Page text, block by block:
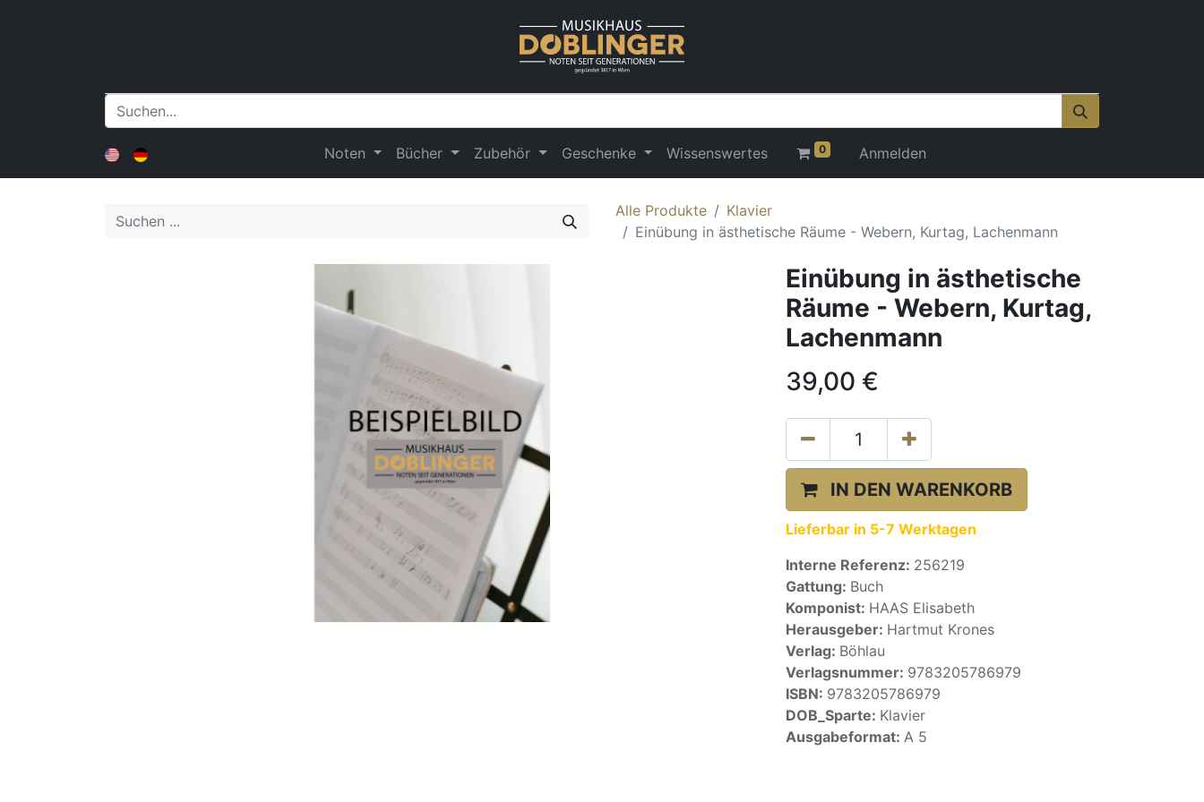
Noten Bücher Zubehör Geschenke Wissenswertes 0 Anmelden
Alle Produkte
Klavier
Einübung in ästhetische Räume - Webern, Kurtag, Lachenmann
Einübung in ästhetische
Räume - Webern, Kurtag,
Lachenmann
39,00 €
IN DEN WARENKORB
Lieferbar in 5-7 Werktagen
Interne Referenz: 256219
Gattung: Buch
Komponist: HAAS Elisabeth
Herausgeber: Hartmut Krones
Verlag: Böhlau
Verlagsnummer: 9783205786979
ISBN: 9783205786979
DOB_Sparte: Klavier
Ausgabeformat: A 5